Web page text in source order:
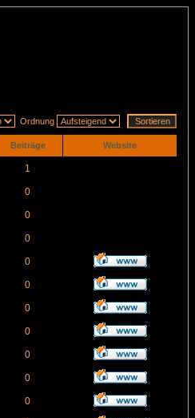
Ordnung
Beiträge Website
1
0
0
0
0
0
0
0
0
0
0